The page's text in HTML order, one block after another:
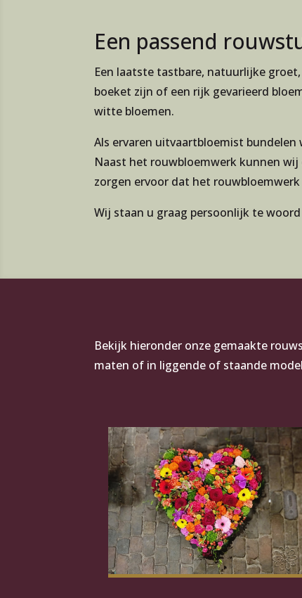
Een passend
Een laatste tastbare, natuurlijke
boeket zijn of een rijk gevarieerd
witte bloemen.
Als ervaren uitvaartbloemist
Naast het rouwbloemwerk kunnen
zorgen ervoor dat het
Wij staan u graag persoonlijk te
Bekijk hieronder onze gemaakte
maten of in liggende of staande